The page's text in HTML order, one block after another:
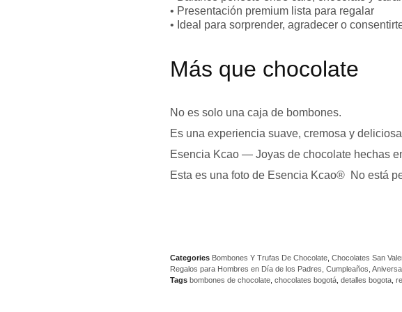
• Presentación premium lista para regalar
• Ideal para sorprender, agradecer o
Más que chocolate
No es solo una caja de bombones.
Es una experiencia suave, cremosa y
Esencia Kcao — Joyas de chocolate hechas
Esta es una foto de Esencia Kcao® No está
Categories Bombones Y Trufas De Chocolate Chocolates San
Regalos para Hombres en Día de los Padres, Cumpleaños,
Tags bombones de chocolate chocolates bogotá detalles bogota